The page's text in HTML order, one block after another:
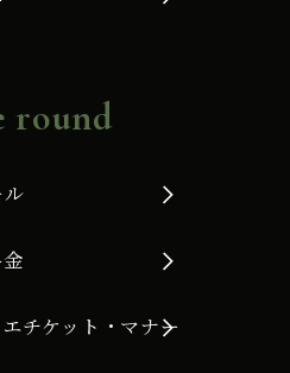
round
チケット・マナー